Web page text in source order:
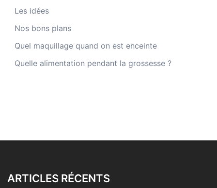
Les idées
Nos bons plans
Quel maquillage quand on est enceinte
Quelle alimentation pendant la grossesse ?
ARTICLES RÉCENTS